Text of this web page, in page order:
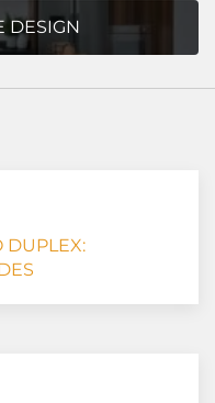
DESIGN
DUPLEX: